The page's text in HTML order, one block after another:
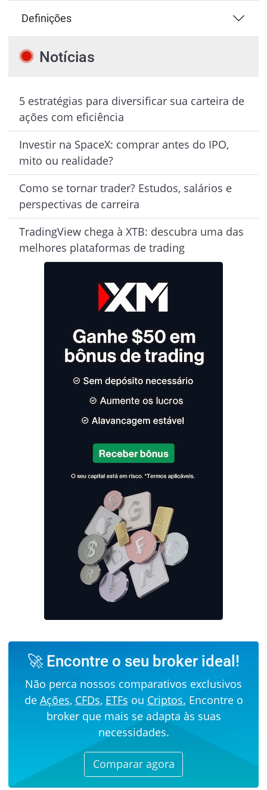
Definições
Notícias
5 estratégias para diversificar sua carteira de
ações com eficiência
Investir na SpaceX: comprar antes do IPO,
mito ou realidade?
Como se tornar trader? Estudos, salários e
perspectivas de carreira
TradingView chega à XTB: descubra uma das
melhores plataformas de trading
🚀 Encontre o seu broker ideal!
Não perca nossos comparativos exclusivos
de Ações, CFDs, ETFs ou Criptos. Encontre o
broker que mais se adapta às suas
necessidades.
Comparar agora